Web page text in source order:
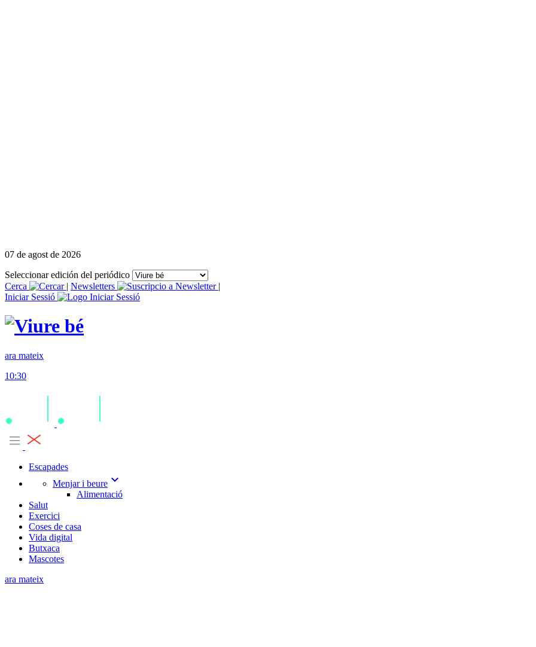
07 de agost de 2026
Seleccionar edición del periódico
Cerca
| Newsletters
|
Iniciar Sessió
ara mateix
10:30
Escapades
Menjar i beure expand_more
Alimentació
Salut
Exercici
Coses de casa
Vida digital
Butxaca
Mascotes
ara mateix